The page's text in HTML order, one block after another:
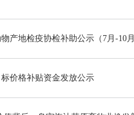
产地检疫协检补助公示（7月-10
价格补贴资金发放公示